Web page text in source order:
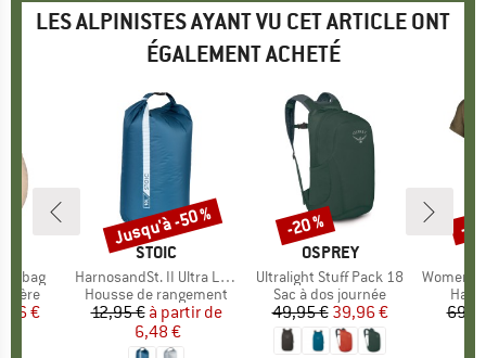
LES ALPINISTES AYANT VU CET ARTICLE ONT
ÉGALEMENT ACHETÉ
réduit
€
MARQUE
STOIC
Article
HarnosandSt. II Ultra Lite Dry Bag
Product group
Housse de rangement
Prix
12,95 € Prix réduit
à partir de
6,48 €
Remise
Jusqu'à -50 %
MARQUE
OSPREY
Article
Ultralight Stuff Pack 18
Product group
Sac à dos journée
Prix
49,95 € Prix réduit
39,96 €
Remise
-20 %
Article
Women's
Haut
-